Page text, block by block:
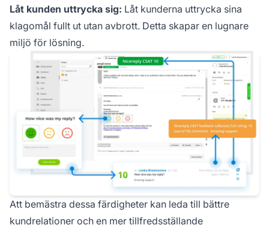
Låt kunden uttrycka sig: Låt kunderna uttrycka sina
klagomål fullt ut utan avbrott. Detta skapar en lugnare
miljö för lösning.
Att bemästra dessa färdigheter kan leda till bättre
kundrelationer och en mer tillfredsställande